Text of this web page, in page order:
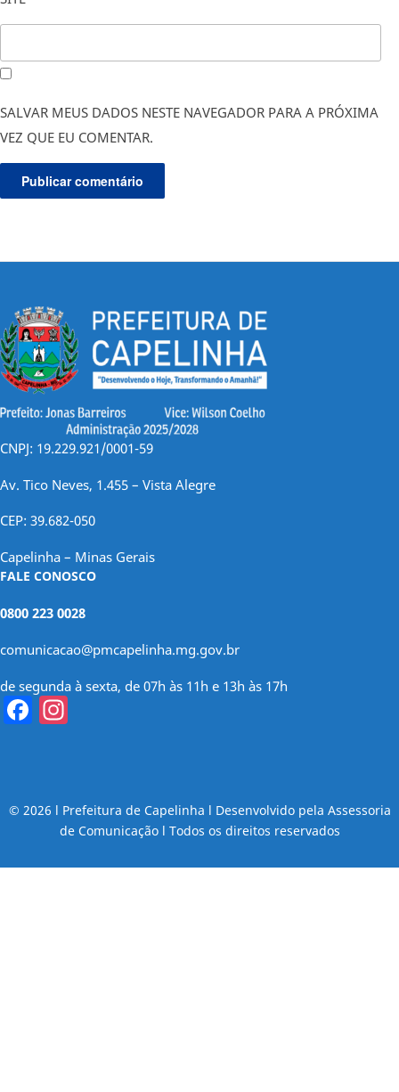
SALVAR MEUS DADOS NESTE NAVEGADOR PARA A PRÓXIMA
VEZ QUE EU COMENTAR.
CNPJ: 19.229.921/0001-59
Av. Tico Neves, 1.455 – Vista Alegre
CEP: 39.682-050
Capelinha – Minas Gerais
FALE CONOSCO
0800 223 0028
comunicacao@pmcapelinha.mg.gov.br
de segunda à sexta, de 07h às 11h e 13h às 17h
Facebook
© 2026 l Prefeitura de Capelinha l Desenvolvido pela Assessoria
de Comunicação l Todos os direitos reservados